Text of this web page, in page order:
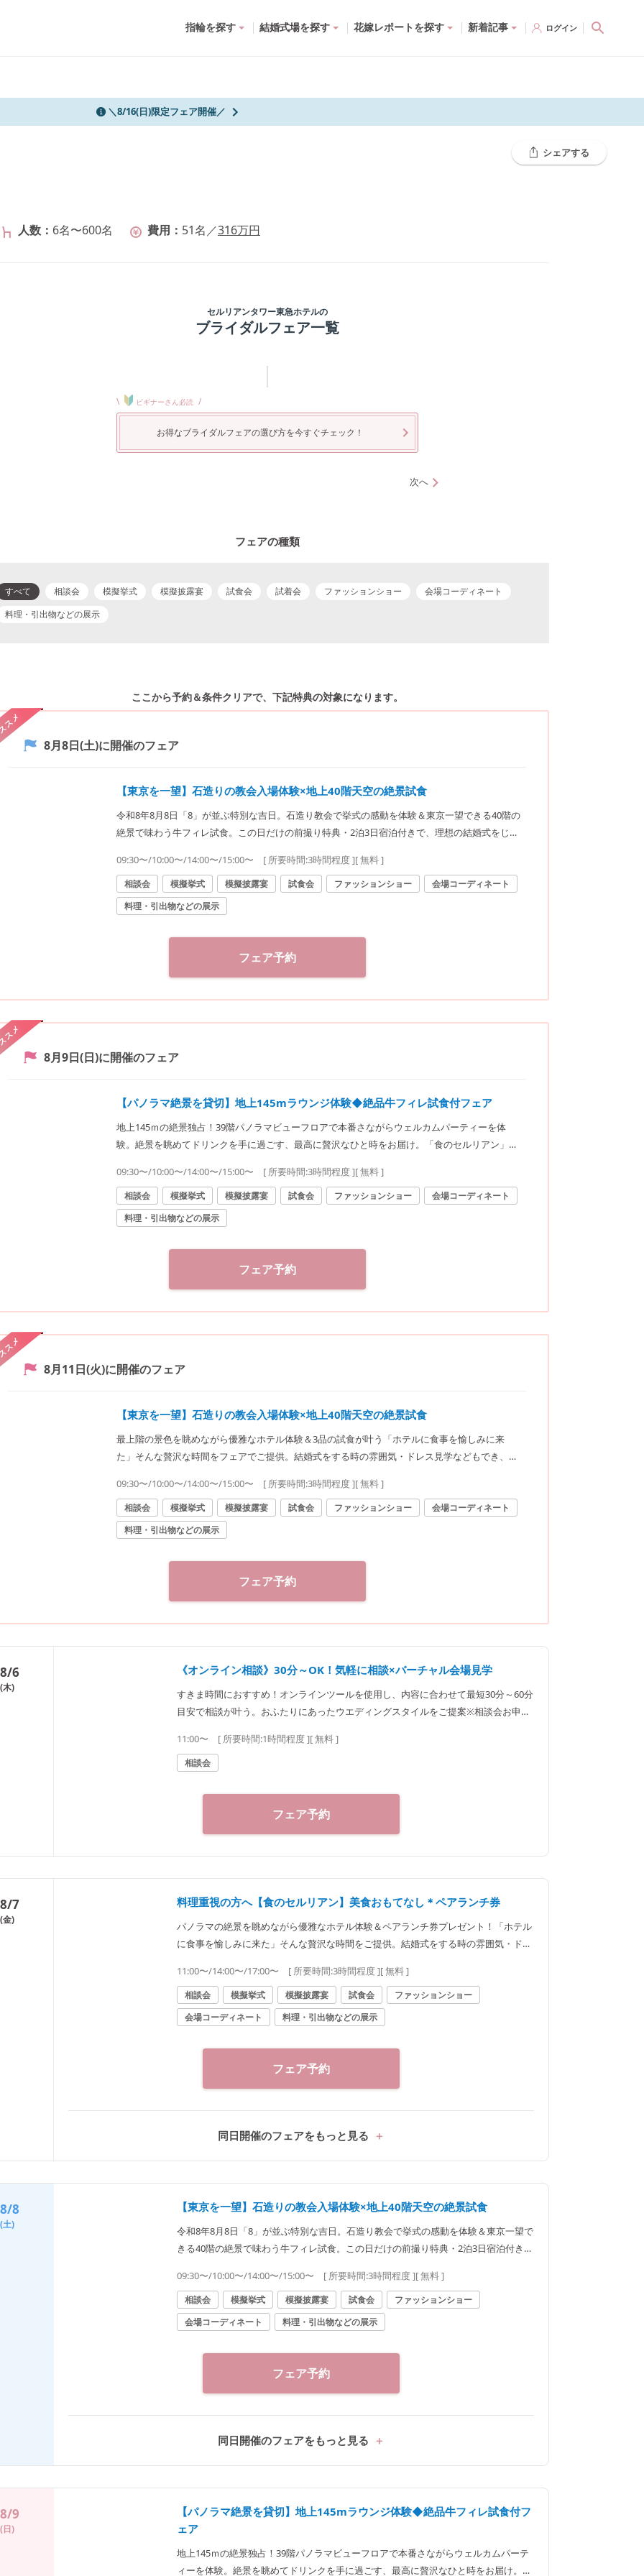
指輪を探す 結婚式場を探す 花嫁レポートを探す 新着記事 ログイン
＼8/16(日)限定フェア開催／
人数 6名〜600名 費用 51名 ／316万円
シェアする
セルリアンタワー東急ホテルの
ブライダルフェア一覧
\ ビギナーさん必読 /
お得なブライダルフェアの選び方を今すぐチェック！
次へ
フェアの種類
すべて 相談会 模擬挙式 模擬披露宴 試食会 試着会 ファッションショー
会場コーディネート
料理・引出物などの展示
ここから予約＆条件クリアで、 下記特典の対象になります。
メ
8月8日(土)に開催のフェア
【東京を一望】石造りの教会入場体験×地上40階天空の絶景試食
令和8年8月8日「8」が並ぶ特別な吉日。石造り教会で挙式の感動を体験＆東京一望できる40階の
絶景で味わう牛フィレ試食。この日だけの前撮り特典・2泊3日宿泊付きで、理想の結婚式をじっ
09:30〜/10:00〜/14:00〜/15:00〜 [ 所要時間:3時間程度][ 無料 ]
相談会 模擬挙式 模擬披露宴 試食会 ファッションショー
会場コーディネート
料理・引出物などの展示
フェア予約
メ
8月9日(日)に開催のフェア
【パノラマ絶景を貸切】地上145mラウンジ体験◆絶品牛フィレ試食付フェア
地上145ｍの絶景独占！39階パノラマビューフロアで本番さながらウェルカムパーティーを体
験。絶景を眺めてドリンクを手に過ごす、最高に贅沢なひと時をお届け。「食のセルリアン」と
09:30〜/10:00〜/14:00〜/15:00〜 [ 所要時間:3時間程度][ 無料 ]
相談会 模擬挙式 模擬披露宴 試食会 ファッションショー
会場コーディネート
料理・引出物などの展示
フェア予約
メ
8月11日(火)に開催のフェア
【東京を一望】石造りの教会入場体験×地上40階天空の絶景試食
最上階の景色を眺めながら優雅なホテル体験＆3品の試食が叶う「ホテルに食事を愉しみに来
た」そんな贅沢な時間をフェアでご提供。結婚式をする時の雰囲気・ドレス見学などもでき、初
09:30〜/10:00〜/14:00〜/15:00〜 [ 所要時間:3時間程度][ 無料 ]
相談会 模擬挙式 模擬披露宴 試食会 ファッションショー
会場コーディネート
料理・引出物などの展示
フェア予約
8/6
(木)
《オンライン相談》30分～OK！気軽に相談×バーチャル会場見学
すきま時間におすすめ！オンラインツールを使用し、内容に合わせて最短30分～60分
目安で相談が叶う。おふたりにあったウエディングスタイルをご提案※相談会お申し
11:00〜 [ 所要時間:1時間程度][ 無料 ]
相談会
フェア予約
8/7
(金)
料理重視の方へ【食のセルリアン】美食おもてなし＊ペアランチ券
パノラマの絶景を眺めながら優雅なホテル体験＆ペアランチ券プレゼント！「ホテル
に食事を愉しみに来た」そんな贅沢な時間をご提供。結婚式をする時の雰囲気・ドレ
11:00〜/14:00〜/17:00〜 [ 所要時間:3時間程度][ 無料 ]
相談会 模擬挙式 模擬披露宴 試食会
ファッションショー
会場コーディネート
料理・引出物などの展示
フェア予約
同日開催のフェアをもっと見る
8/8
(土)
【東京を一望】石造りの教会入場体験×地上40階天空の絶景試食
令和8年8月8日「8」が並ぶ特別な吉日。石造り教会で挙式の感動を体験＆東京一望で
きる40階の絶景で味わう牛フィレ試食。この日だけの前撮り特典・2泊3日宿泊付き
09:30〜/10:00〜/14:00〜/15:00〜 [ 所要時間:3時間程度][ 無料 ]
相談会 模擬挙式 模擬披露宴 試食会
ファッションショー
会場コーディネート
料理・引出物などの展示
フェア予約
同日開催のフェアをもっと見る
8/9
(日)
【パノラマ絶景を貸切】地上145mラウンジ体験◆絶品牛フィレ試食付フ
ェア
地上145ｍの絶景独占！39階パノラマビューフロアで本番さながらウェルカムパーテ
ィーを体験。絶景を眺めてドリンクを手に過ごす、最高に贅沢なひと時をお届け。